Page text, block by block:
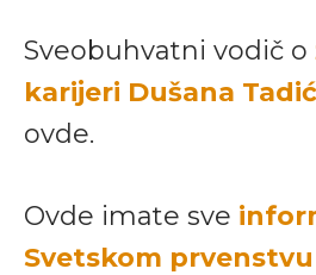
Sveobuhvatni vodič o
karijeri Dušana
ovde.
Ovde imate sve
Svetskom